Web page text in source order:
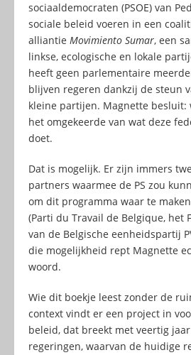
sociaaldemocraten (PSOE) van
sociale beleid voeren in een
alliantie Movimiento Sumar, een
linkse, ecologische en lokale
heeft geen parlementaire
blijven regeren dankzij de steun
kleine partijen. Magnette besluit:
het omgekeerde van wat deze
doet.
Dat is mogelijk. Er zijn immers
partners waarmee de PS zou
om dit programma waar te
(Parti du Travail de Belgique, het
van de Belgische eenheidspartij
die mogelijkheid rept Magnette
woord.
Wie dit boekje leest zonder de
context vindt er een project in
beleid, dat breekt met veertig
regeringen, waarvan de huidige